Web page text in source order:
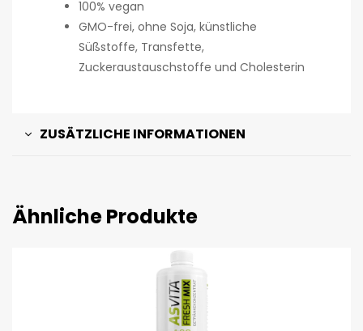
100% vegan
GMO-frei, ohne Soja, künstliche
Süßstoffe, Transfette,
Zuckeraustauschstoffe und Cholesterin
ZUSÄTZLICHE INFORMATIONEN
Ähnliche Produkte